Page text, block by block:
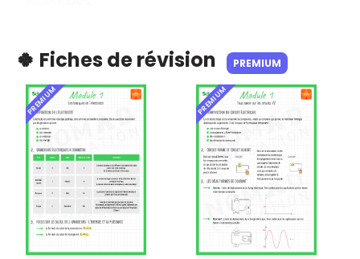
🍀 Fiches de révision PREMIUM
PREMIUM PREMIUM